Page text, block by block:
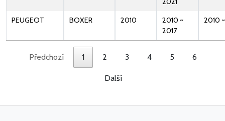
PEUGEOT BOXER 2010
2010 ~
2017
2010
Předchozí 1 2 3 4 5 6
Další